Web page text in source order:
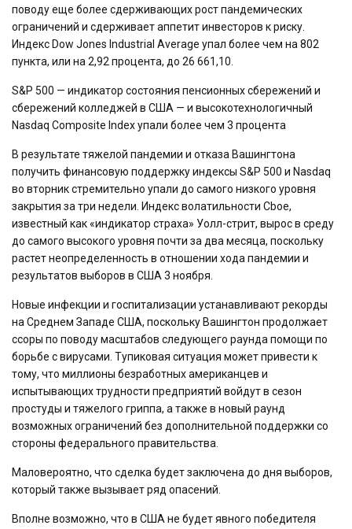
поводу еще более сдерживающих рост пандемических
ограничений и сдерживает аппетит инвесторов к риску.
Индекс Dow Jones Industrial Average упал более чем на 802
пункта, или на 2,92 процента, до 26 661,10.
S&P 500 — индикатор состояния пенсионных сбережений и
сбережений колледжей в США — и высокотехнологичный
Nasdaq Composite Index упали более чем 3 процента
В результате тяжелой пандемии и отказа Вашингтона
получить финансовую поддержку индексы S&P 500 и Nasdaq
во вторник стремительно упали до самого низкого уровня
закрытия за три недели. Индекс волатильности Cboe,
известный как «индикатор страха» Уолл-стрит, вырос в среду
до самого высокого уровня почти за два месяца, поскольку
растет неопределенность в отношении хода пандемии и
результатов выборов в США 3 ноября.
Новые инфекции и госпитализации устанавливают рекорды
на Среднем Западе США, поскольку Вашингтон продолжает
ссоры по поводу масштабов следующего раунда помощи по
борьбе с вирусами. Тупиковая ситуация может привести к
тому, что миллионы безработных американцев и
испытывающих трудности предприятий войдут в сезон
простуды и тяжелого гриппа, а также в новый раунд
возможных ограничений без дополнительной поддержки со
стороны федерального правительства.
Маловероятно, что сделка будет заключена до дня выборов,
который также вызывает ряд опасений.
Вполне возможно, что в США не будет явного победителя